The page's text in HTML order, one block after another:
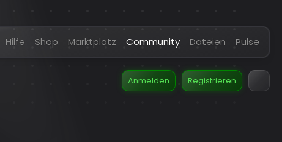
Hilfe Shop Marktplatz Community Dateien Pulse
Anmelden Registrieren